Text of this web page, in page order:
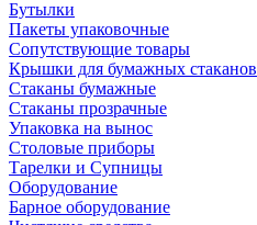
Бутылки
Пакеты упаковочные
Сопутствующие товары
Крышки для бумажных стаканов
Стаканы бумажные
Стаканы прозрачные
Упаковка на вынос
Столовые приборы
Тарелки и Супницы
Оборудование
Барное оборудование